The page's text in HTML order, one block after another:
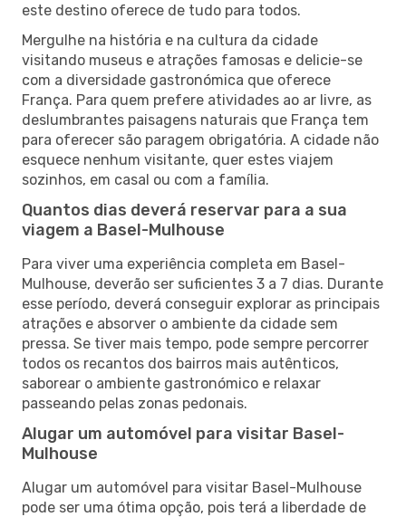
este destino oferece de tudo para todos.
Mergulhe na história e na cultura da cidade
visitando museus e atrações famosas e delicie-se
com a diversidade gastronómica que oferece
França. Para quem prefere atividades ao ar livre, as
deslumbrantes paisagens naturais que França tem
para oferecer são paragem obrigatória. A cidade não
esquece nenhum visitante, quer estes viajem
sozinhos, em casal ou com a família.
Quantos dias deverá reservar para a sua
viagem a Basel-Mulhouse
Para viver uma experiência completa em Basel-
Mulhouse, deverão ser suficientes 3 a 7 dias. Durante
esse período, deverá conseguir explorar as principais
atrações e absorver o ambiente da cidade sem
pressa. Se tiver mais tempo, pode sempre percorrer
todos os recantos dos bairros mais autênticos,
saborear o ambiente gastronómico e relaxar
passeando pelas zonas pedonais.
Alugar um automóvel para visitar Basel-
Mulhouse
Alugar um automóvel para visitar Basel-Mulhouse
pode ser uma ótima opção, pois terá a liberdade de